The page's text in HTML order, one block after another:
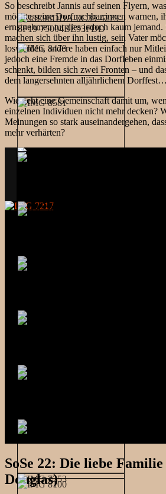
So beschreibt Jannis auf seinen Flyern,
möchte seine Dorfnachbar:innen warnen,
ernstnehmen tut dies jedoch kaum
machen sich über ihn lustig, sein Vater
loswerden, andere haben einfach nur
jedoch eine Fremde in das Dorfleben
schenkt, bilden sich zwei Fronten – und
dem langersehnten alljährlichem Dorffest…
Wie geht eine Gemeinschaft damit um,
einzelnen Individuen nicht mehr decken?
Meinungen so stark auseinandergehen,
mehr verhärten?
SoSe 22: Die liebe
Douglas)